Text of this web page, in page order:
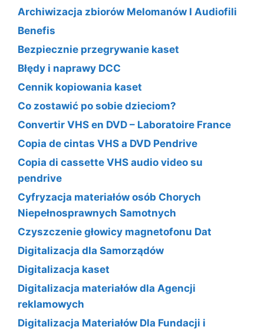
Archiwizacja zbiorów Melomanów I Audiofili
Benefis
Bezpiecznie przegrywanie kaset
Błędy i naprawy DCC
Cennik kopiowania kaset
Co zostawić po sobie dzieciom?
Convertir VHS en DVD – Laboratoire France
Copia de cintas VHS a DVD Pendrive
Copia di cassette VHS audio video su
pendrive
Cyfryzacja materiałów osób Chorych
Niepełnosprawnych Samotnych
Czyszczenie głowicy magnetofonu Dat
Digitalizacja dla Samorządów
Digitalizacja kaset
Digitalizacja materiałów dla Agencji
reklamowych
Digitalizacja Materiałów Dla Fundacji i